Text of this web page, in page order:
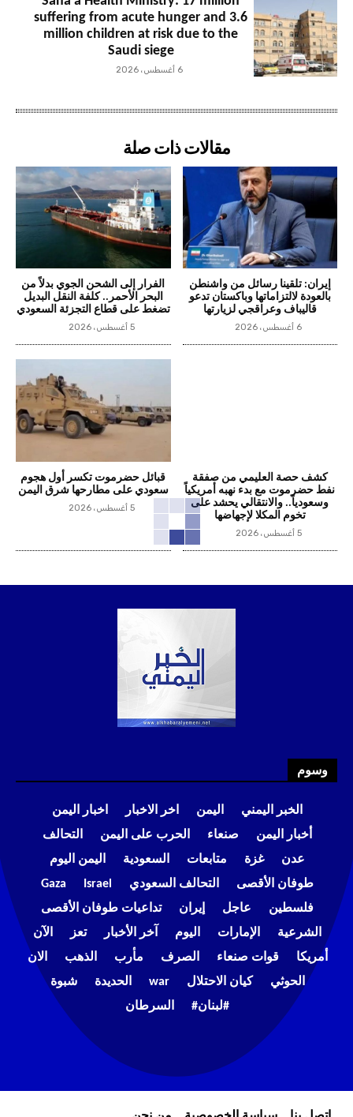
suffering from acute hunger and 3.6
million children at risk due to the
Saudi siege
6 أغسطس، 2026
مقالات ذات صلة
إيران: تلقينا رسائل من واشنطن
بالعودة لالتزاماتها وباكستان تدعو
قاليباف وعراقجي لزيارتها
6 أغسطس، 2026
الفرار إلى الشحن الجوي بدلاً من
البحر الأحمر.. كلفة النقل البديل
تضغط على قطاع التجزئة السعودي
5 أغسطس، 2026
كشف حصة العليمي من صفقة
نفط حضرموت مع بدء نهبه أمريكياً
وسعودياً.. والانتقالي يحشد على
تخوم المكلا لإجهاضها
5 أغسطس، 2026
قبائل حضرموت تكسر أول هجوم
سعودي على مطارحها شرق اليمن
5 أغسطس، 2026
وسوم
الخبر اليمني اليمن اخر الاخبار
اخبار اليمن
أخبار اليمن
صنعاء الحرب على اليمن
التحالف
عدن
غزة متابعات السعودية
اليمن اليوم
طوفان الأقصى
التحالف السعودي Israel
Gaza
فلسطين
عاجل إيران
تداعيات طوفان الأقصى
الشرعية
الإمارات اليوم آخر الأخبار تعز
الآن
أمريكا
قوات صنعاء الصرف مأرب الذهب
الان
الحوثي
كيان الاحتلال war الحديدة
شبوة
#لبنان#
السرطان